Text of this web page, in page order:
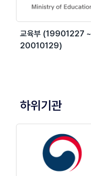
교육부 (19901227 ~
20010129)
하위기관